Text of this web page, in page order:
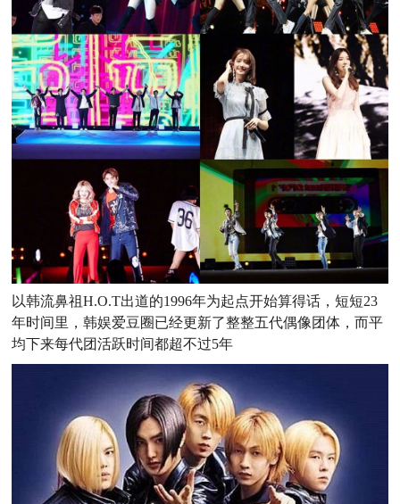
以韩流鼻祖H.O.T出道的1996年为起点开始算得话，短短23
年时间里，韩娱爱豆圈已经更新了整整五代偶像团体，而平
均下来每代团活跃时间都超不过5年